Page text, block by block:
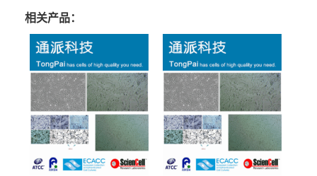
相关产品：